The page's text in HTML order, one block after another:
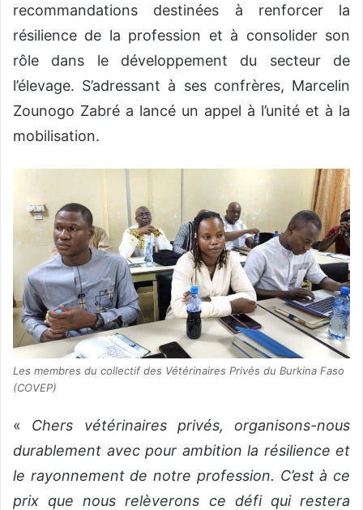
recommandations destinées à renforcer la
résilience de la profession et à consolider son
rôle dans le développement du secteur de
l’élevage. S’adressant à ses confrères, Marcelin
Zounogo Zabré a lancé un appel à l’unité et à la
mobilisation.
Les membres du collectif des Vétérinaires Privés du Burkina Faso
(COVEP)
« Chers vétérinaires privés, organisons-nous
durablement avec pour ambition la résilience et
le rayonnement de notre profession. C’est à ce
prix que nous relèverons ce défi qui restera